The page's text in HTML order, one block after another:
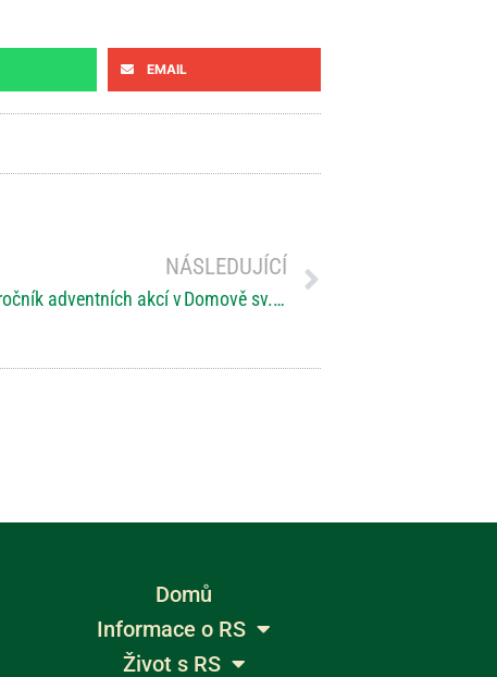
EMAIL
NÁSLEDUJÍCÍ
Advent pro Domovenku: První ročník adventních akcí v Domově sv. Josefa
Domů
Informace o RS
Život s RS